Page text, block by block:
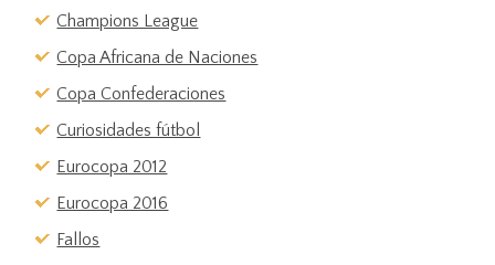
Champions League
Copa Africana de Naciones
Copa Confederaciones
Curiosidades fútbol
Eurocopa 2012
Eurocopa 2016
Fallos